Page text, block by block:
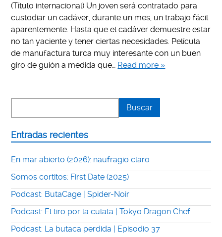
(Título internacional) Un joven será contratado para
custodiar un cadáver, durante un mes, un trabajo fácil
aparentemente. Hasta que el cadáver demuestre estar
no tan yaciente y tener ciertas necesidades. Película
de manufactura turca muy interesante con un buen
giro de guión a medida que… Read more »
Entradas recientes
En mar abierto (2026): naufragio claro
Somos cortitos: First Date (2025)
Podcast: ButaCage | Spider-Noir
Podcast: El tiro por la culata | Tokyo Dragon Chef
Podcast: La butaca perdida | Episodio 37